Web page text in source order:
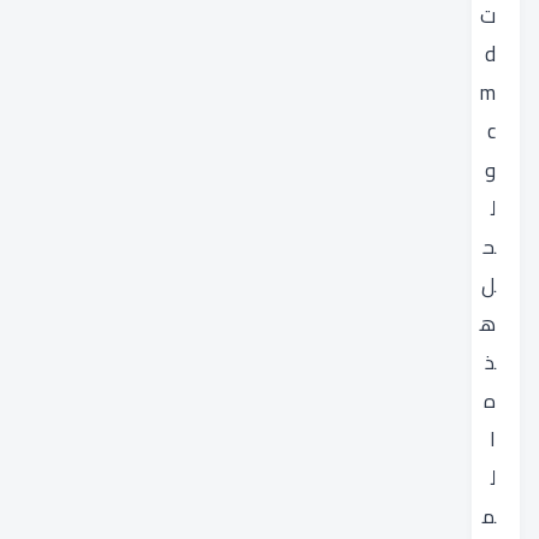
ت
d
m
c
و
ل
ح
ل
ه
ذ
ه
ا
ل
م